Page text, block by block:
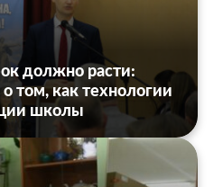
должно расти:
том, как технологии
школы